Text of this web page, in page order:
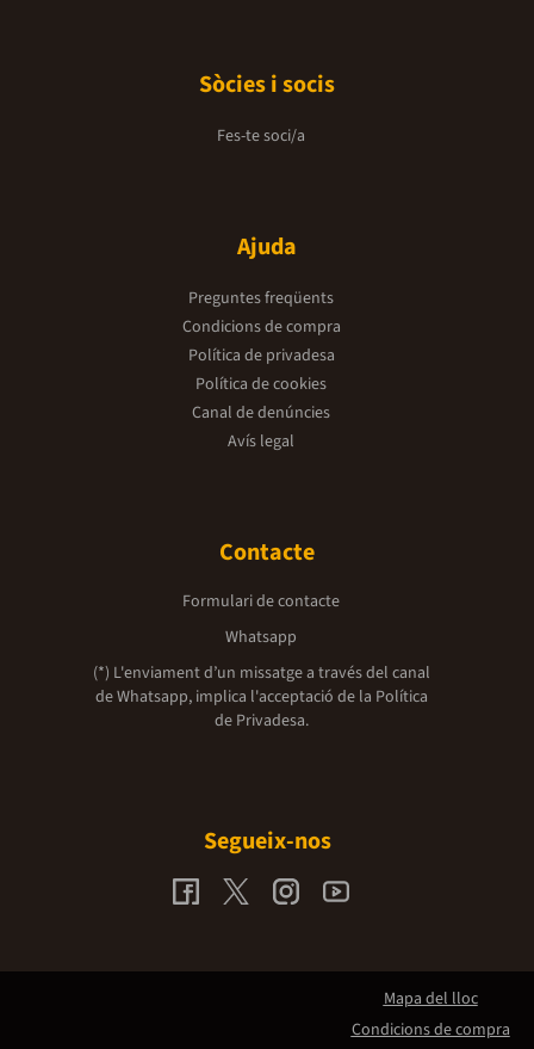
Sòcies i socis
Fes-te soci/a
Ajuda
Preguntes freqüents
Condicions de compra
Política de privadesa
Política de cookies
Canal de denúncies
Avís legal
Contacte
Formulari de contacte
Whatsapp
(*) L'enviament d’un missatge a través del canal
de Whatsapp, implica l'acceptació de la Política
de Privadesa.
Segueix-nos
Mapa del lloc
Condicions de compra